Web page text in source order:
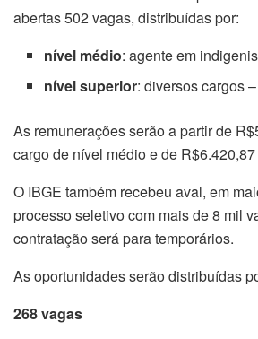
abertas 502 vagas, distribuídas por:
nível médio: agente em
nível superior: diversos cargos
As remunerações serão a partir de
cargo de nível médio e de
O IBGE também recebeu aval, em
processo seletivo com mais de 8 mil
contratação será para temporários.
As oportunidades serão distribuídas
268 vagas